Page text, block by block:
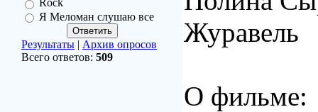
Rock
Я Меломан слушаю все
Результаты | Архив опросов
Всего ответов: 509
Журавель
О фильме: